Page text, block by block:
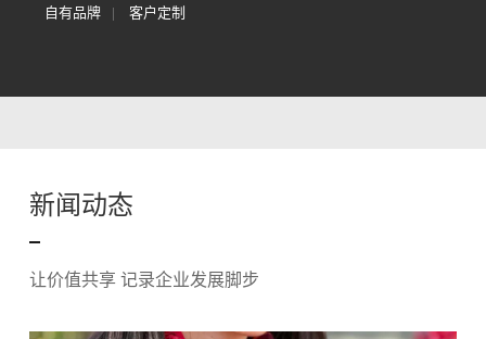
自有品牌 | 客户定制
新闻动态
让价值共享 记录企业发展脚步